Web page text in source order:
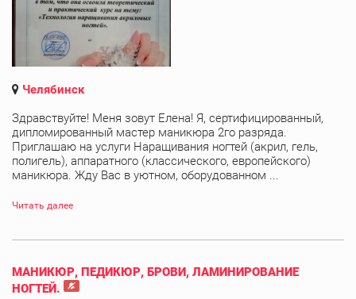
Челябинск
Здравствуйте! Меня зовут Елена! Я, сертифицированный,
дипломированный мастер маникюра 2го разряда.
Приглашаю на услуги Наращивания ногтей (акрил, гель,
полигель), аппаратного (классического, европейского)
маникюра. Жду Вас в уютном, оборудованном ...
Читать далее
МАНИКЮР, ПЕДИКЮР, БРОВИ, ЛАМИНИРОВАНИЕ
НОГТЕЙ.